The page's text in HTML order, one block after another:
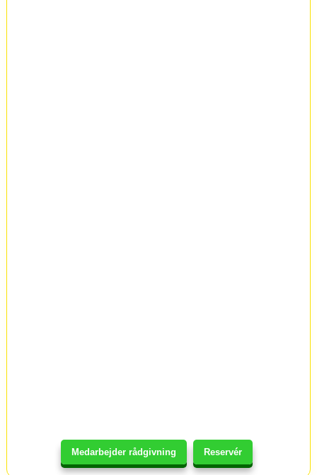
Medarbejder rådgivning Reservér